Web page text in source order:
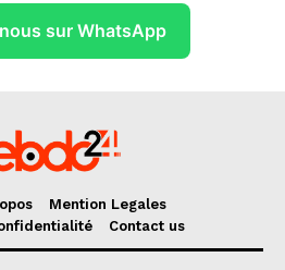
sur WhatsApp
Mention Legales
Contact us